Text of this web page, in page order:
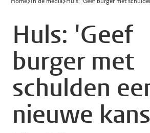
Huls: 'Geef
burger met
schulden
nieuwe